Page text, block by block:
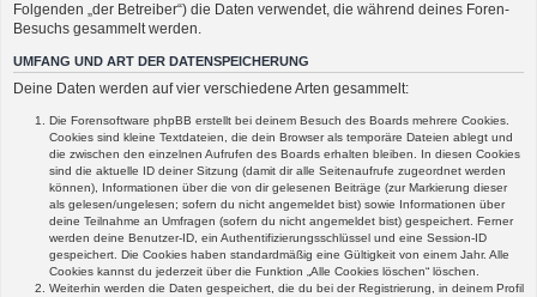
Folgenden „der Betreiber“) die Daten verwendet, die während deines Foren-
Besuchs gesammelt werden.
UMFANG UND ART DER DATENSPEICHERUNG
Deine Daten werden auf vier verschiedene Arten gesammelt:
Die Forensoftware phpBB erstellt bei deinem Besuch des Boards mehrere Cookies.
Cookies sind kleine Textdateien, die dein Browser als temporäre Dateien ablegt und
die zwischen den einzelnen Aufrufen des Boards erhalten bleiben. In diesen Cookies
sind die aktuelle ID deiner Sitzung (damit dir alle Seitenaufrufe zugeordnet werden
können), Informationen über die von dir gelesenen Beiträge (zur Markierung dieser
als gelesen/ungelesen; sofern du nicht angemeldet bist) sowie Informationen über
deine Teilnahme an Umfragen (sofern du nicht angemeldet bist) gespeichert. Ferner
werden deine Benutzer-ID, ein Authentifizierungsschlüssel und eine Session-ID
gespeichert. Die Cookies haben standardmäßig eine Gültigkeit von einem Jahr. Alle
Cookies kannst du jederzeit über die Funktion „Alle Cookies löschen“ löschen.
Weiterhin werden die Daten gespeichert, die du bei der Registrierung, in deinem Profil